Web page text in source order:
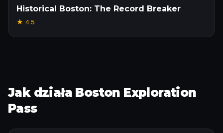
Historical Boston: The Record Breaker
★ 4.5
Jak działa Boston Exploration
Pass